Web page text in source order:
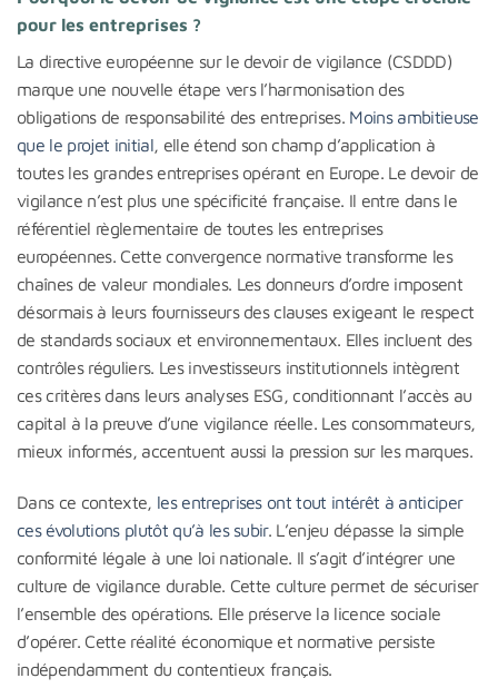
pour les entreprises ?
La directive européenne sur le devoir de vigilance (CSDDD)
marque une nouvelle étape vers l’harmonisation des
obligations de responsabilité des entreprises. Moins ambitieuse
que le projet initial, elle étend son champ d’application à
toutes les grandes entreprises opérant en Europe. Le devoir de
vigilance n’est plus une spécificité française. Il entre dans le
référentiel règlementaire de toutes les entreprises
européennes. Cette convergence normative transforme les
chaînes de valeur mondiales. Les donneurs d’ordre imposent
désormais à leurs fournisseurs des clauses exigeant le respect
de standards sociaux et environnementaux. Elles incluent des
contrôles réguliers. Les investisseurs institutionnels intègrent
ces critères dans leurs analyses ESG, conditionnant l’accès au
capital à la preuve d’une vigilance réelle. Les consommateurs,
mieux informés, accentuent aussi la pression sur les marques.
Dans ce contexte, les entreprises ont tout intérêt à anticiper
ces évolutions plutôt qu’à les subir. L’enjeu dépasse la simple
conformité légale à une loi nationale. Il s’agit d’intégrer une
culture de vigilance durable. Cette culture permet de sécuriser
l’ensemble des opérations. Elle préserve la licence sociale
d’opérer. Cette réalité économique et normative persiste
indépendamment du contentieux français.